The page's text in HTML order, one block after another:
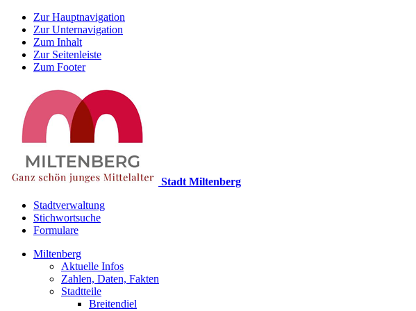
Zur Hauptnavigation
Zur Unternavigation
Zum Inhalt
Zur Seitenleiste
Zum Footer
Stadt Miltenberg
Stadtverwaltung
Stichwortsuche
Formulare
Miltenberg
Aktuelle Infos
Zahlen, Daten, Fakten
Stadtteile
Breitendiel